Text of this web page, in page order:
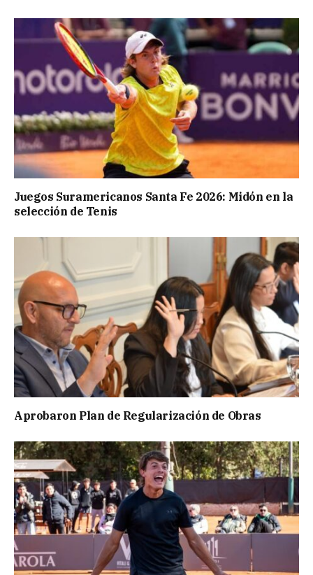
Juegos Suramericanos Santa Fe 2026: Midón en la
selección de Tenis
Aprobaron Plan de Regularización de Obras